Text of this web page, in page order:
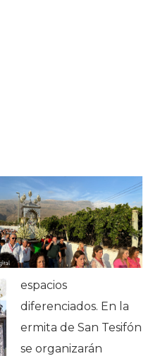
espacios
diferenciados. En la
ermita de San Tesifón
se organizarán